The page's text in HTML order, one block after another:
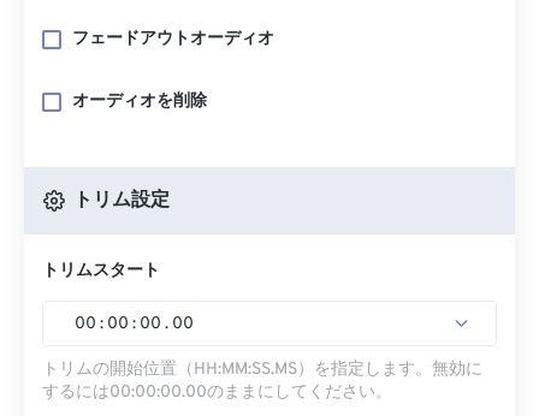
フェードアウトオーディオ
オーディオを削除
トリム設定
トリムスタート
00 : 00 : 00 . 00
トリムの開始位置（HH:MM:SS.MS）を指定します。無効に
するには00:00:00.00のままにしてください。